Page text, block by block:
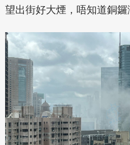
望出街好大煙，唔知道銅